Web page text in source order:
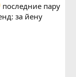
последние пару
за йену